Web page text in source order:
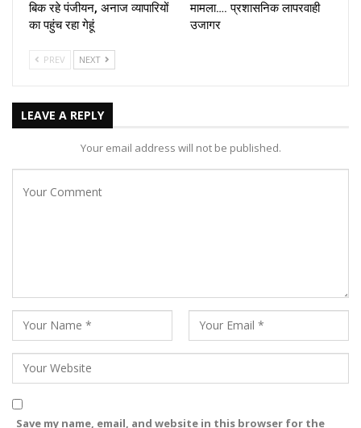
बिक रहे पंजीयन, अनाज व्यापारियों
का पहुंच रहा गेहूं
मामला…. प्रशासनिक लापरवाही
उजागर
PREV NEXT
LEAVE A REPLY
Your email address will not be published.
Save my name, email, and website in this browser for the